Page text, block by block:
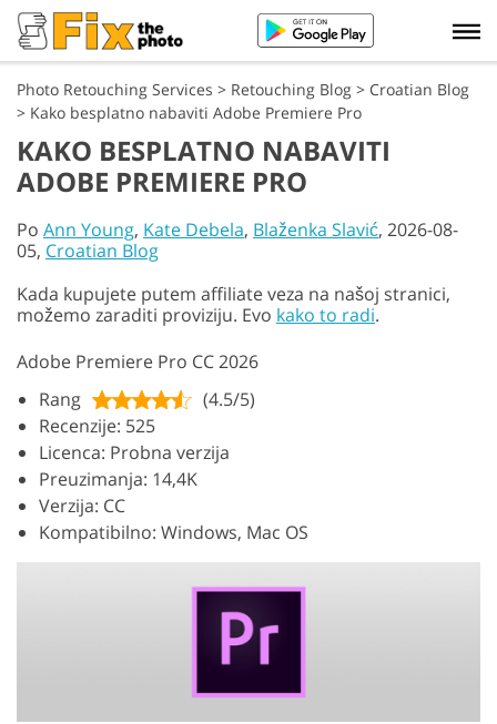
Photo Retouching Services > Retouching Blog > Croatian Blog
> Kako besplatno nabaviti Adobe Premiere Pro
KAKO BESPLATNO NABAVITI
ADOBE PREMIERE PRO
Po Ann Young, Kate Debela, Blaženka Slavić, 2026-08-
05, Croatian Blog
Kada kupujete putem affiliate veza na našoj stranici,
možemo zaraditi proviziju. Evo kako to radi.
Adobe Premiere Pro CC 2026
Rang
(4.5/5)
Recenzije: 525
Licenca: Probna verzija
Preuzimanja: 14,4K
Verzija: CC
Kompatibilno: Windows, Mac OS